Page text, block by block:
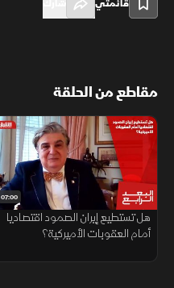
قائمتي
مقاطع من الحلقة
07:00
هل تستطيع إيران الصمود اقتصاديا
أمام العقوبات الأميركية؟